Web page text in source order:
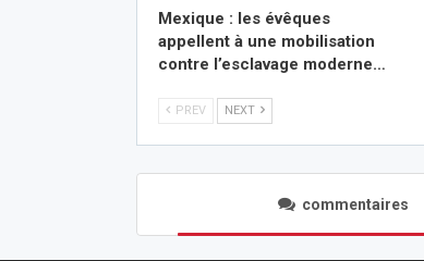
Mexique : les évêques
appellent à une mobilisation
contre l’esclavage moderne…
PREV NEXT
commentaires